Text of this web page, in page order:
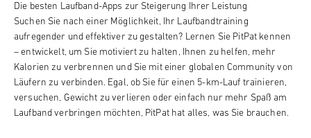
Die besten Laufband-Apps zur Steigerung Ihrer Leistung
Suchen Sie nach einer Möglichkeit, Ihr Laufbandtraining
aufregender und effektiver zu gestalten? Lernen Sie PitPat kennen
– entwickelt, um Sie motiviert zu halten, Ihnen zu helfen, mehr
Kalorien zu verbrennen und Sie mit einer globalen Community von
Läufern zu verbinden. Egal, ob Sie für einen 5-km-Lauf trainieren,
versuchen, Gewicht zu verlieren oder einfach nur mehr Spaß am
Laufband verbringen möchten, PitPat hat alles, was Sie brauchen.